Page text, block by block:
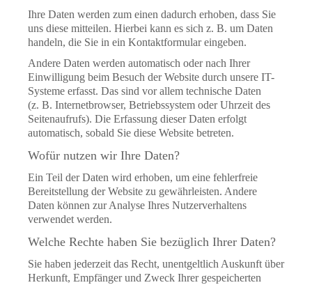
Ihre Daten werden zum einen dadurch erhoben, dass Sie
uns diese mitteilen. Hierbei kann es sich z. B. um Daten
handeln, die Sie in ein Kontaktformular eingeben.
Andere Daten werden automatisch oder nach Ihrer
Einwilligung beim Besuch der Website durch unsere IT-
Systeme erfasst. Das sind vor allem technische Daten
(z. B. Internetbrowser, Betriebssystem oder Uhrzeit des
Seitenaufrufs). Die Erfassung dieser Daten erfolgt
automatisch, sobald Sie diese Website betreten.
Wofür nutzen wir Ihre Daten?
Ein Teil der Daten wird erhoben, um eine fehlerfreie
Bereitstellung der Website zu gewährleisten. Andere
Daten können zur Analyse Ihres Nutzerverhaltens
verwendet werden.
Welche Rechte haben Sie bezüglich Ihrer Daten?
Sie haben jederzeit das Recht, unentgeltlich Auskunft über
Herkunft, Empfänger und Zweck Ihrer gespeicherten